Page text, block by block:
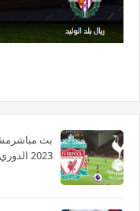
2023 الدوري الانجليزي